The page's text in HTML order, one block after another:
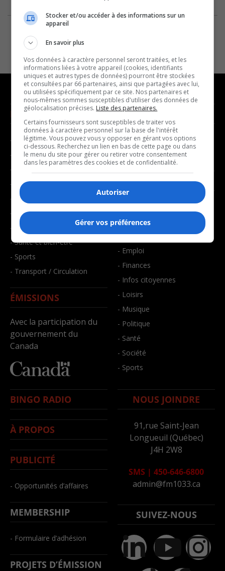
NOUVELLES
- Affaires municipales
- Communauté / Social
- Culture
- Économie
- Éducation
- Environnement
- Faits divers
- Santé et bien-être
- Sports
- Transport / Circulation
ÉMISSIONS
Avec la participation du
gouvernement du
Canada
MUSIQUE
- Décompte franco
- Joué récemment
BALADOS
- Art de vivre
- Bien-être
- Emploi
- Finances
- Infos citoyennes
- Loisirs
- Musique
- Politique
- Santé
- Société
- Sports
BINGO RADIO
À PROPOS
PUBLICITÉ
- Opportunités d’affaires
MEMBERSHIP
- Formulaire d’adhésion
PROJETS D’ÉMISSION
NOUS JOINDRE
91,rue Saint-Jean
Longueuil (Québec)
J4H 2W8
SMS | 450-646-6800
admin@fm1033.ca
SUIVEZ-NOUS
Stocker et/ou accéder à des informations sur un
appareil
En savoir plus
Vos données à caractère personnel seront traitées, et les
informations liées à votre appareil (cookies, identifiants
uniques et autres types de données) pourront être stockées
et consultées par 66 partenaires, ainsi que partagées avec lui,
ou utilisées spécifiquement par ce site. Nos partenaires et
nous-mêmes sommes susceptibles d'utiliser des données de
géolocalisation précises. Liste des partenaires.
Certains fournisseurs sont susceptibles de traiter vos
données à caractère personnel sur la base de l'intérêt
légitime. Vous pouvez vous y opposer en gérant vos options
ci-dessous. Recherchez un lien en bas de cette page ou dans
le menu du site pour gérer ou retirer votre consentement
dans les paramètres des cookies et de confidentialité.
Autoriser
Gérer vos préférences